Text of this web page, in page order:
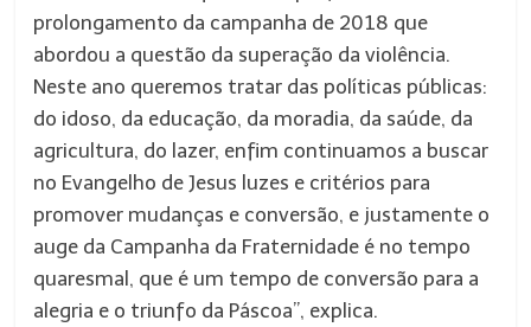
prolongamento da campanha de 2018 que
abordou a questão da superação da violência.
Neste ano queremos tratar das políticas públicas:
do idoso, da educação, da moradia, da saúde, da
agricultura, do lazer, enfim continuamos a buscar
no Evangelho de Jesus luzes e critérios para
promover mudanças e conversão, e justamente o
auge da Campanha da Fraternidade é no tempo
quaresmal, que é um tempo de conversão para a
alegria e o triunfo da Páscoa”, explica.